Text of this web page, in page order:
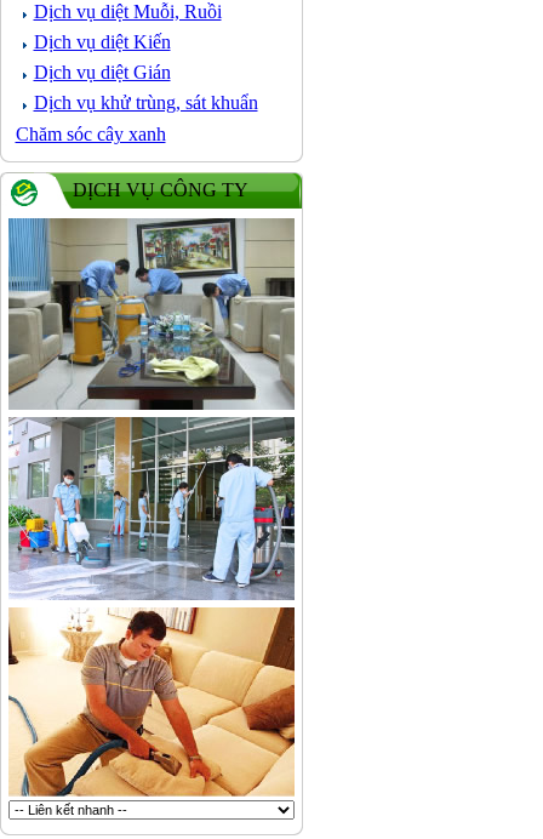
Dịch vụ diệt Muỗi, Ruồi
Dịch vụ diệt Kiến
Dịch vụ diệt Gián
Dịch vụ khử trùng, sát khuẩn
Chăm sóc cây xanh
DỊCH VỤ CÔNG TY